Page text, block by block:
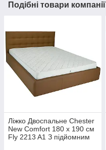
Подібні товари компанії
Ліжко Двоспальне Chester
New Comfort 180 х 190 см
Fly 2213 A1 З підйомним